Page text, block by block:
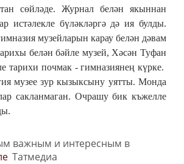
сөйләде. Журнал белән якыннан
истәлекле бүләкләргә дә ия булды.
музейларын карау белән дәвам
белән бәйле музей, Хәсән Туфан
тарихи почмак - гимназиянең күрке.
музее зур кызыксыну уятты. Монда
сакланмаган. Очрашу бик къжелле
важным и интересным в
Татмедиа